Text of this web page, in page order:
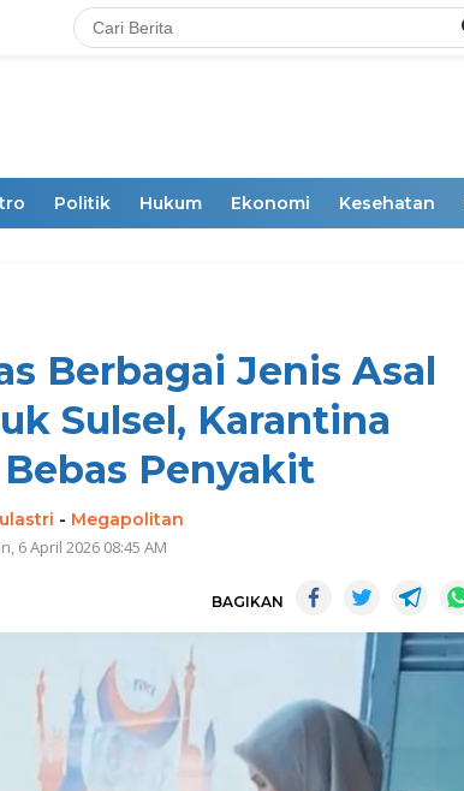
Politik Hukum Ekonomi Kesehatan
Berbagai Jenis Asal
Sulsel, Karantina
Penyakit
- Megapolitan
6 April 2026 08:45 AM
BAGIKAN